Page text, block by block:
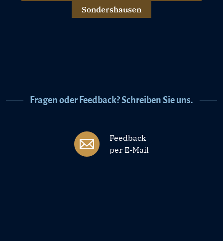
Sondershausen
Fragen oder Feedback? Schreiben Sie uns.
Feedback
per E-Mail